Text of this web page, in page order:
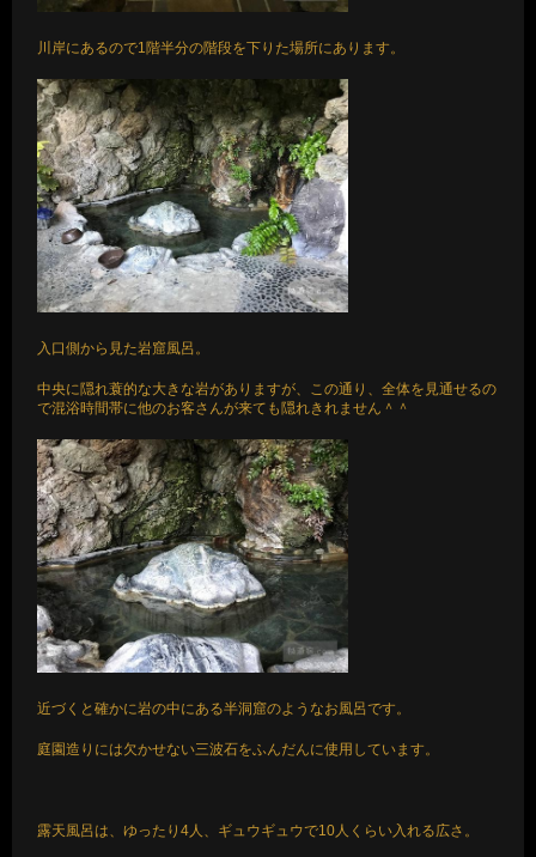
川岸にあるので1階半分の階段を下りた場所にあります。
入口側から見た岩窟風呂。
中央に隠れ蓑的な大きな岩がありますが、この通り、全体を見通せるの
で混浴時間帯に他のお客さんが来ても隠れきれません＾＾
近づくと確かに岩の中にある半洞窟のようなお風呂です。
庭園造りには欠かせない三波石をふんだんに使用しています。
露天風呂は、ゆったり4人、ギュウギュウで10人くらい入れる広さ。